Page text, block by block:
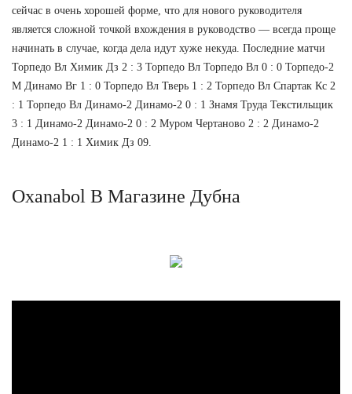
сейчас в очень хорошей форме, что для нового руководителя
является сложной точкой вхождения в руководство — всегда проще
начинать в случае, когда дела идут хуже некуда. Последние матчи
Торпедо Вл Химик Дз 2 : 3 Торпедо Вл Торпедо Вл 0 : 0 Торпедо-2
М Динамо Вг 1 : 0 Торпедо Вл Тверь 1 : 2 Торпедо Вл Спартак Кс 2
: 1 Торпедо Вл Динамо-2 Динамо-2 0 : 1 Знамя Труда Текстильщик
3 : 1 Динамо-2 Динамо-2 0 : 2 Муром Чертаново 2 : 2 Динамо-2
Динамо-2 1 : 1 Химик Дз 09.
Oxanabol В Магазине Дубна